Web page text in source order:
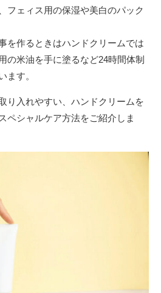
フェィス用の保湿や美白のパック
を作るときはハンドクリームでは
の米油を手に塗るなど24時間体制
ます。
り入れやすい、ハンドクリームを
ペシャルケア方法をご紹介しま